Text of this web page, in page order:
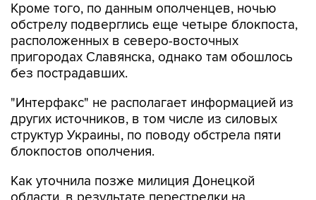
Кроме того, по данным ополченцев, ночью
обстрелу подверглись еще четыре блокпоста,
расположенных в северо-восточных
пригородах Славянска, однако там обошлось
без пострадавших.
"Интерфакс" не располагает информацией из
других источников, в том числе из силовых
структур Украины, по поводу обстрела пяти
блокпостов ополчения.
Как уточнила позже милиция Донецкой